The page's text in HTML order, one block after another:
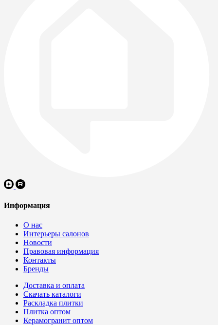
Информация
О нас
Интерьеры салонов
Новости
Правовая информация
Контакты
Бренды
Доставка и оплата
Скачать каталоги
Раскладка плитки
Плитка оптом
Керамогранит оптом